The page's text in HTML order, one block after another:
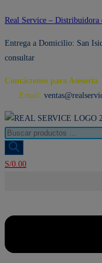
Ir
contenido
Real Service – Distribuidora
Entrega a Domicilio: San
consultar
Contáctenos para Asesoría
Email:
Búsqueda
de
productos
S/0.00